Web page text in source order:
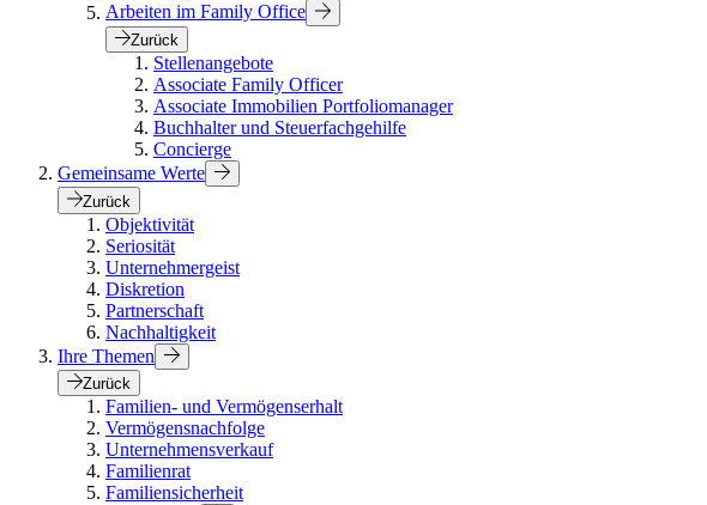
Arbeiten im Family Office
Zurück
Stellenangebote
Associate Family Officer
Associate Immobilien Portfoliomanager
Buchhalter und Steuerfachgehilfe
Concierge
Gemeinsame Werte
Zurück
Objektivität
Seriosität
Unternehmergeist
Diskretion
Partnerschaft
Nachhaltigkeit
Ihre Themen
Zurück
Familien- und Vermögenserhalt
Vermögensnachfolge
Unternehmensverkauf
Familienrat
Familiensicherheit